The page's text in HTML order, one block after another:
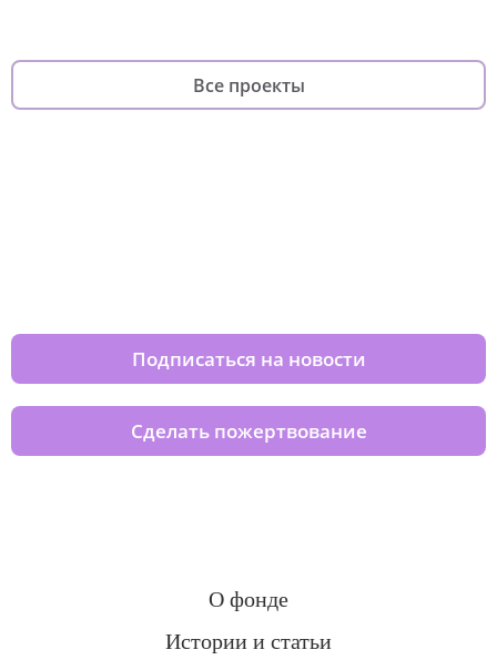
Все проекты
Подписаться на новости
Сделать пожертвование
О фонде
Истории и статьи